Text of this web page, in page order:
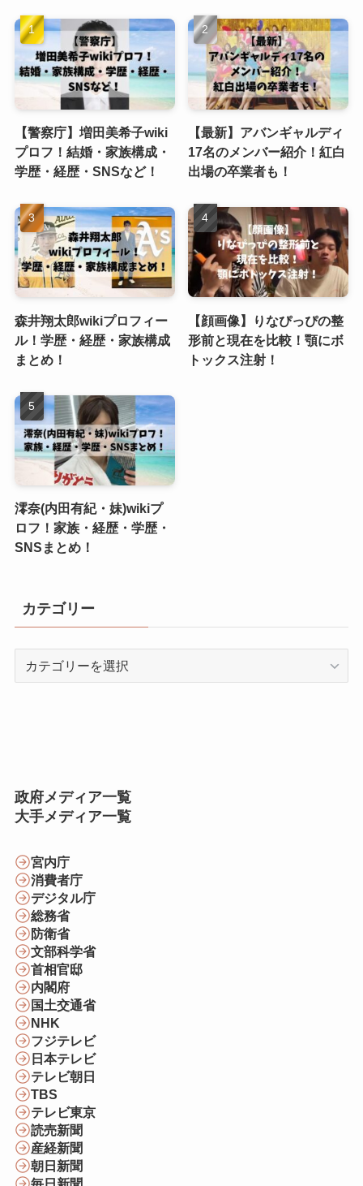
【警察庁】増田美希子wiki
プロフ！結婚・家族構成・
学歴・経歴・SNSなど！
【最新】アバンギャルディ
17名のメンバー紹介！紅白
出場の卒業者も！
森井翔太郎wikiプロフィー
ル！学歴・経歴・家族構成
まとめ！
【顔画像】りなぴっぴの整
形前と現在を比較！顎にボ
トックス注射！
澪奈(内田有紀・妹)wikiプ
ロフ！家族・経歴・学歴・
SNSまとめ！
カテゴリー
政府メディア一覧
大手メディア一覧
宮内庁
消費者庁
デジタル庁
総務省
防衛省
文部科学省
首相官邸
内閣府
国土交通省
NHK
フジテレビ
日本テレビ
テレビ朝日
TBS
テレビ東京
読売新聞
産経新聞
朝日新聞